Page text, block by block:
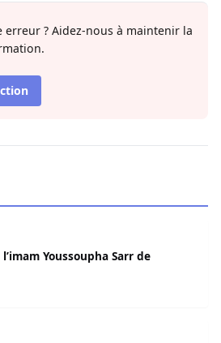
erreur ? Aidez-nous à maintenir la
Youssoupha Sarr de